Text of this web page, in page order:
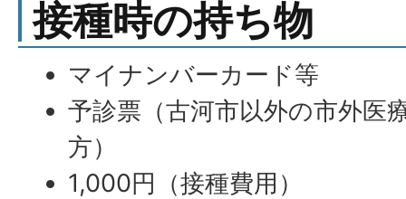
接種時の持ち物
マイナンバーカード等
予診票（古河市以外の市外医
方）
1,000円（接種費用）